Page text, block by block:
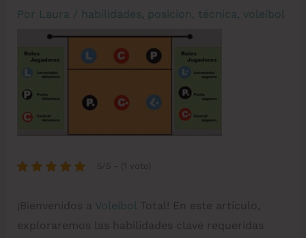
Por Laura / habilidades, posicion, técnica, voleibol
5/5 - (1 voto)
¡Bienvenidos a VoleibolTotal! En este artículo,
exploraremos las habilidades clave requeridas